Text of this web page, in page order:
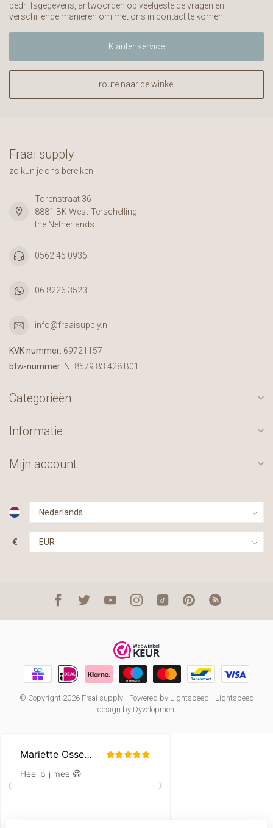
bedrijfsgegevens, antwoorden op veelgestelde vragen en
verschillende manieren om met ons in contact te komen.
Klantenservice
route naar de winkel
Fraai supply
zo kun je ons bereiken
Torenstraat 36
8881 BK West-Terschelling
the Netherlands
0562 45 0936
06 8226 3523
info@fraaisupply.nl
KVK nummer: 69721157
btw-nummer: NL8579.83.428.B01
Categorieën
Informatie
Mijn account
€
© Copyright 2026 Fraai supply- Powered by Lightspeed - Lightspeed
design by Dyvelopment